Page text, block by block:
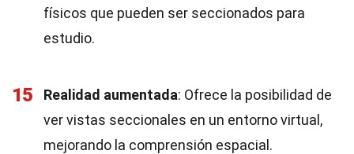
físicos que pueden ser seccionados para
estudio.
15 Realidad aumentada: Ofrece la posibilidad de
ver vistas seccionales en un entorno virtual,
mejorando la comprensión espacial.